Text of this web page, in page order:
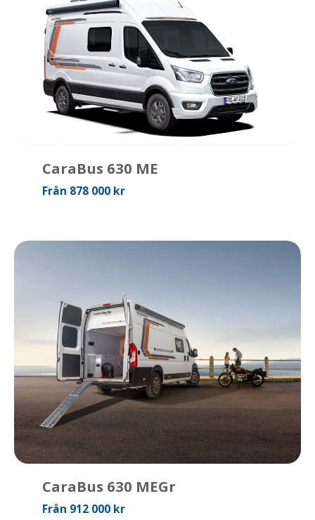
CaraBus 630 ME
Från 878 000 kr
CaraBus 630 MEGr
Från 912 000 kr